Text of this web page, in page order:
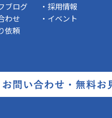
ブログ
採用情報
わせ
イベント
依頼